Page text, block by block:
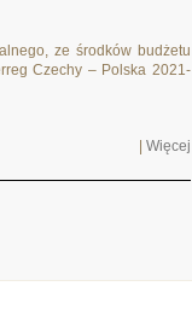
ze środków budżetu
Czechy – Polska 2021-
Więcej